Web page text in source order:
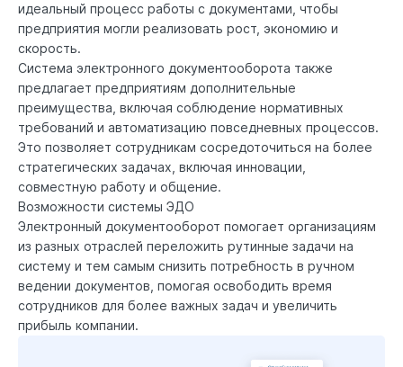
идеальный процесс работы с документами, чтобы
предприятия могли реализовать рост, экономию и
скорость.
Система электронного документооборота также
предлагает предприятиям дополнительные
преимущества, включая соблюдение нормативных
требований и автоматизацию повседневных процессов.
Это позволяет сотрудникам сосредоточиться на более
стратегических задачах, включая инновации,
совместную работу и общение.
Возможности системы ЭДО
Электронный документооборот помогает организациям
из разных отраслей переложить рутинные задачи на
систему и тем самым снизить потребность в ручном
ведении документов, помогая освободить время
сотрудников для более важных задач и увеличить
прибыль компании.